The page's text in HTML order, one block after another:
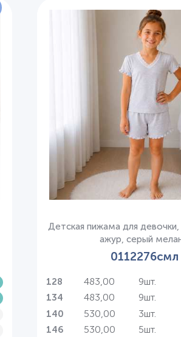
Детская пижама для
ажур, серый
0112276смл
128 483,00 9шт.
134 483,00 9шт.
140 530,00 3шт.
146 530,00 5шт.